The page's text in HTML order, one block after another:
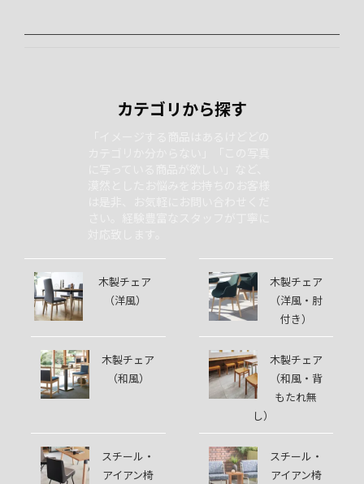
カテゴリから探す
木製チェア
（洋風）
木製チェア
（洋風・肘
付き）
木製チェア
（和風）
木製チェア
（和風・背
もたれ無
し）
スチール・
アイアン椅
スチール・
アイアン椅